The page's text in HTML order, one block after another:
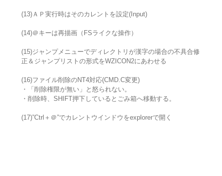
(13)ＡＰ実行時はそのカレントを設定(Input)
(14)＠キーは再描画（FSライクな操作）
(15)ジャンプメニューでディレクトリが漢字の場合の不具合修
正＆ジャンプリストの形式をWZICON2にあわせる
(16)ファイル削除のNT4対応(CMD.C変更)
・「削除権限が無い」と怒られない。
・削除時、SHIFT押下しているとごみ箱へ移動する。
(17)”Ctrl＋＠”でカレントウインドウをexplorerで開く